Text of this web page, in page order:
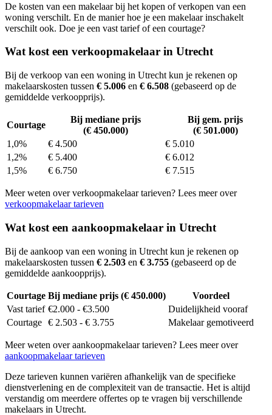
De kosten van een makelaar bij het kopen of verkopen van een
woning verschilt. En de manier hoe je een makelaar inschakelt
verschilt ook. Doe je een vast tarief of een courtage?
Wat kost een verkoopmakelaar in Utrecht
Bij de verkoop van een woning in Utrecht kun je rekenen op
makelaarskosten tussen € 5.006 en € 6.508 (gebaseerd op de
gemiddelde verkoopprijs).
Courtage
Bij mediane prijs
(€ 450.000)
Bij gem. prijs
(€ 501.000)
1,0%
€ 4.500
€ 5.010
1,2%
€ 5.400
€ 6.012
1,5%
€ 6.750 € 7.515
Meer weten over verkoopmakelaar tarieven? Lees meer over
verkoopmakelaar tarieven
Wat kost een aankoopmakelaar in Utrecht
Bij de aankoop van een woning in Utrecht kun je rekenen op
makelaarskosten tussen € 2.503 en € 3.755 (gebaseerd op de
gemiddelde aankoopprijs).
Courtage Bij mediane prijs (€ 450.000)
Voordeel
Vast tarief €2.000 - €3.500
Duidelijkheid vooraf
Courtage € 2.503 - € 3.755 Makelaar gemotiveerd
Meer weten over aankoopmakelaar tarieven? Lees meer over
aankoopmakelaar tarieven
Deze tarieven kunnen variëren afhankelijk van de specifieke
dienstverlening en de complexiteit van de transactie. Het is altijd
verstandig om meerdere offertes op te vragen bij verschillende
makelaars in Utrecht.